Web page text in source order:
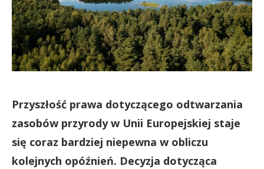
Przyszłość prawa dotyczącego odtwarzania
zasobów przyrody w Unii Europejskiej staje
się coraz bardziej niepewna w obliczu
kolejnych opóźnień. Decyzja dotycząca